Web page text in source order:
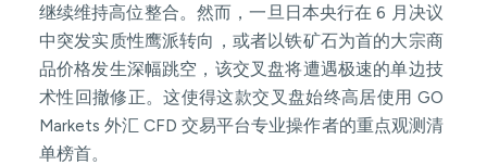
继续维持高位整合。然而，一旦日本央行在 6 月决议
中突发实质性鹰派转向，或者以铁矿石为首的大宗商
品价格发生深幅跳空，该交叉盘将遭遇极速的单边技
术性回撤修正。这使得这款交叉盘始终高居使用 GO
Markets 外汇 CFD 交易平台专业操作者的重点观测清
单榜首。